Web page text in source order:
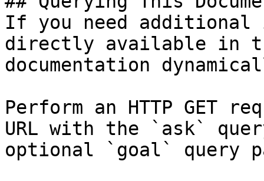
If you need
directly available in
documentation
Perform an HTTP GET
URL with the `ask`
optional `goal` query